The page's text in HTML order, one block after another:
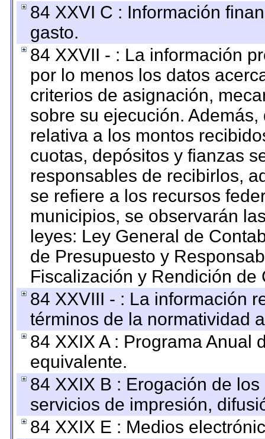
84 XXVI C : Información
gasto.
84 XXVII - : La información
por lo menos los datos
criterios de asignación,
sobre su ejecución.
relativa a los montos
cuotas, depósitos y fianzas
responsables de recibirlos,
se refiere a los recursos
municipios, se observarán
leyes: Ley General de
de Presupuesto y
Fiscalización y Rendición
84 XXVIII - : La información
términos de la normatividad
84 XXIX A : Programa Anual
equivalente.
84 XXIX B : Erogación de
servicios de impresión,
84 XXIX E : Medios